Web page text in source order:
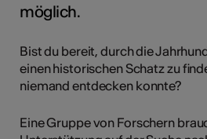
möglich.
Bist du bereit, durch die
einen historischen Schatz zu
niemand entdecken konnte?
Eine Gruppe von Forschern